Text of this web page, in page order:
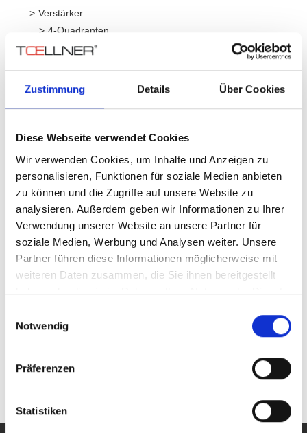
Zustimmung Details Über Cookies
Diese Webseite verwendet Cookies
Wir verwenden Cookies, um Inhalte und Anzeigen zu
personalisieren, Funktionen für soziale Medien anbieten
zu können und die Zugriffe auf unsere Website zu
analysieren. Außerdem geben wir Informationen zu Ihrer
Verwendung unserer Website an unsere Partner für
soziale Medien, Werbung und Analysen weiter. Unsere
Partner führen diese Informationen möglicherweise mit
weiteren Daten zusammen, die Sie ihnen bereitgestellt
haben oder die sie im Rahmen Ihrer Nutzung der Dienste
Notwendig
Präferenzen
Statistiken
Verstärker
4-Quadranten
Breitband
Leistung
Anzahl Ausgänge:
TOE 8941
Anzahl Ausgänge:
1 (getaktet)
200 W
TOE 8950
1-2 (getaktet)